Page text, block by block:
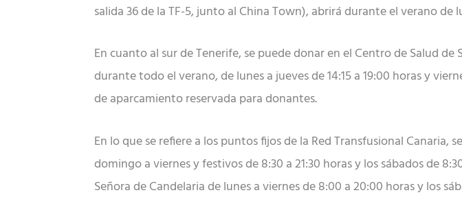
salida 36 de la TF-5, junto al China Town), abrirá durante el verano de
En cuanto al sur de Tenerife, se puede donar en el Centro de Salud
durante todo el verano, de lunes a jueves de 14:15 a 19:00 horas y
de aparcamiento reservada para donantes.
En lo que se refiere a los puntos fijos de la Red Transfusional
domingo a viernes y festivos de 8:30 a 21:30 horas y los sábados de
Señora de Candelaria de lunes a viernes de 8:00 a 20:00 horas y los